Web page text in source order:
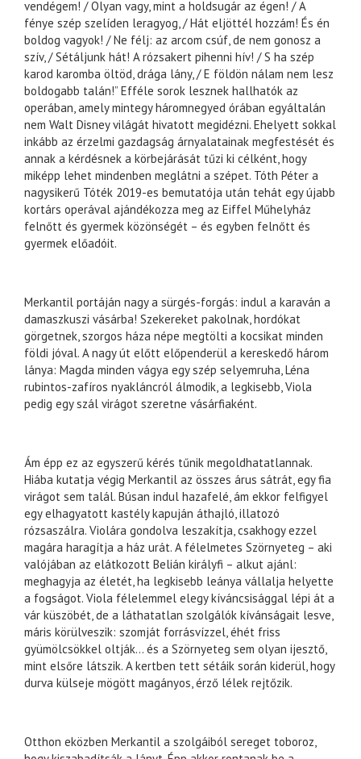
vendégem! / Olyan vagy, mint a holdsugár az égen! / A
fénye szép szelíden leragyog, / Hát eljöttél hozzám! És én
boldog vagyok! / Ne félj: az arcom csúf, de nem gonosz a
szív, / Sétáljunk hát! A rózsakert pihenni hív! / S ha szép
karod karomba öltöd, drága lány, / E földön nálam nem lesz
boldogabb talán!” Efféle sorok lesznek hallhatók az
operában, amely mintegy háromnegyed órában egyáltalán
nem Walt Disney világát hivatott megidézni. Ehelyett sokkal
inkább az érzelmi gazdagság árnyalatainak megfestését és
annak a kérdésnek a körbejárását tűzi ki célként, hogy
miképp lehet mindenben meglátni a szépet. Tóth Péter a
nagysikerű Tóték 2019-es bemutatója után tehát egy újabb
kortárs operával ajándékozza meg az Eiffel Műhelyház
felnőtt és gyermek közönségét – és egyben felnőtt és
gyermek előadóit.
Merkantil portáján nagy a sürgés-forgás: indul a karaván a
damaszkuszi vásárba! Szekereket pakolnak, hordókat
görgetnek, szorgos háza népe megtölti a kocsikat minden
földi jóval. A nagy út előtt előpenderül a kereskedő három
lánya: Magda minden vágya egy szép selyemruha, Léna
rubintos-zafíros nyakláncról álmodik, a legkisebb, Viola
pedig egy szál virágot szeretne vásárfiaként.
Ám épp ez az egyszerű kérés tűnik megoldhatatlannak.
Hiába kutatja végig Merkantil az összes árus sátrát, egy fia
virágot sem talál. Búsan indul hazafelé, ám ekkor felfigyel
egy elhagyatott kastély kapuján áthajló, illatozó
rózsaszálra. Violára gondolva leszakítja, csakhogy ezzel
magára haragítja a ház urát. A félelmetes Szörnyeteg – aki
valójában az elátkozott Belián királyfi – alkut ajánl:
meghagyja az életét, ha legkisebb leánya vállalja helyette
a fogságot. Viola félelemmel elegy kíváncsisággal lépi át a
vár küszöbét, de a láthatatlan szolgálók kívánságait lesve,
máris körülveszik: szomját forrásvízzel, éhét friss
gyümölcsökkel oltják… és a Szörnyeteg sem olyan ijesztő,
mint elsőre látszik. A kertben tett sétáik során kiderül, hogy
durva külseje mögött magányos, érző lélek rejtőzik.
Otthon eközben Merkantil a szolgáiból sereget toboroz,